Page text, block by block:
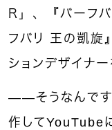
Ｒ」、『バーフ
フバリ 王の凱旋
ションデザイナ
――そうなんです
作してYouTube